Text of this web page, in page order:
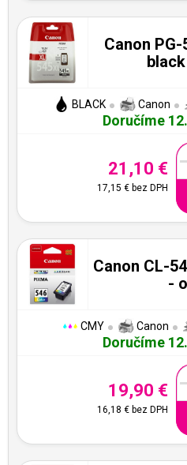
Canon
BLACK Canon
Doručíme
21,10 €
17,15 € bez DPH
-
Canon CL-
-
CMY Canon
Doručíme
19,90 €
16,18 € bez DPH
-